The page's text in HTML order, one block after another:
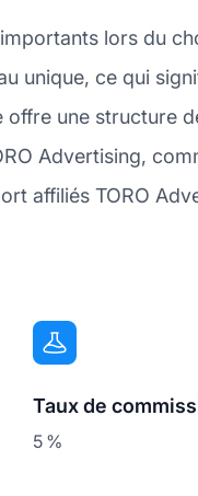
lors du
unique, ce qui
une structure
Advertising,
affiliés TORO
Taux de
5 %